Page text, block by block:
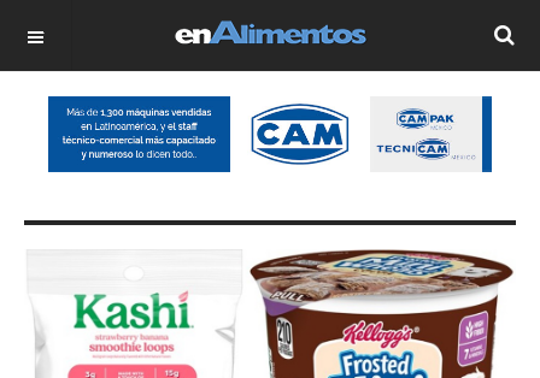
OFF CANVAS